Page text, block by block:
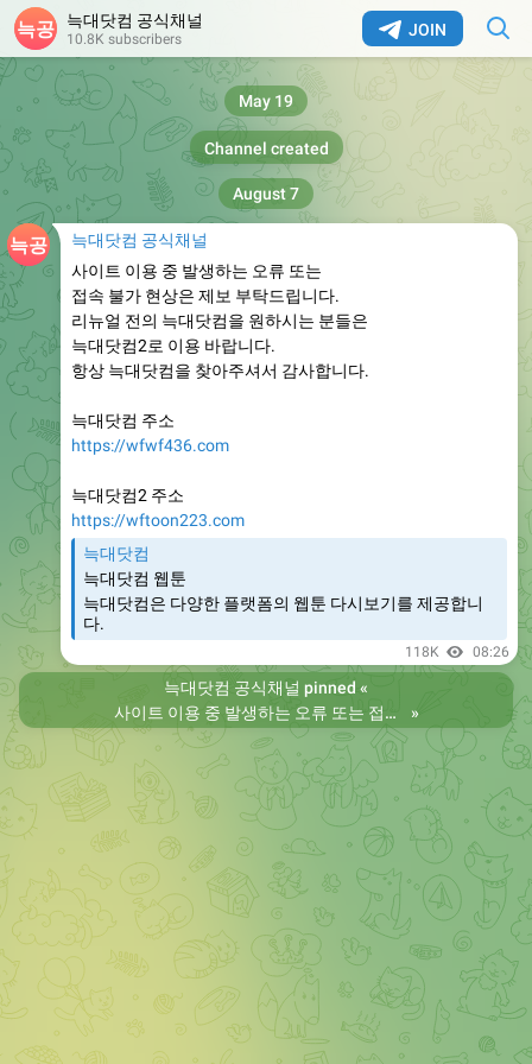
JOIN
늑대닷컴 공식채널
10.8K subscribers
Channel created
May 19
늑대닷컴 공식채널
사이트 이용 중 발생하는 오류 또는
접속 불가 현상은 제보 부탁드립니다.
리뉴얼 전의 늑대닷컴을 원하시는 분들은
늑대닷컴2로 이용 바랍니다.
항상 늑대닷컴을 찾아주셔서 감사합니다.
늑대닷컴 주소
https://wfwf436.com
늑대닷컴2 주소
https://wftoon223.com
늑대닷컴
늑대닷컴 웹툰
늑대닷컴은 다양한 플랫폼의 웹툰 다시보기를 제공합니
다.
118K 08:26
August 7
늑대닷컴 공식채널 pinned «
사이트 이용 중 발생하는 오류 또는 접속 불가 현상은 제보 부탁드립니다. 리뉴얼 전의 늑대닷컴을 원하시는 분들은 늑대닷컴2로 이용 바랍니다. 항상 늑대닷컴을 찾아주셔서 감사합니다. 늑대닷컴 주소 https://wfwf436.com 늑대닷컴2 주소 https://wftoon223.com
»